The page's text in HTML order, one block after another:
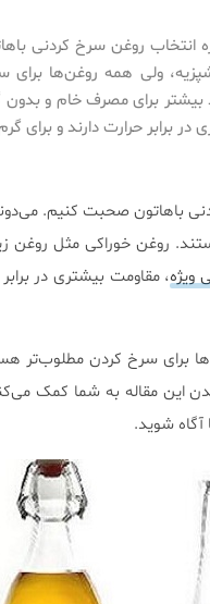
انتخاب روغن سرخ کردنی
ولی همه‌ روغن‌ها
بیشتر برای مصرف خام و
در برابر حرارت دارند و برای
باهاتون صحبت کنیم.
روغن‌ خوراکی مثل روغن
ویژه، مقاومت بیشتری در
برای سرخ کردن مطلوب‌تر
این مقاله به شما کمک
آگاه شوید.